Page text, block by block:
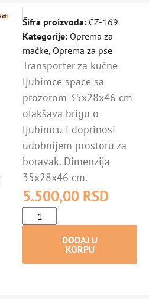
Šifra proizvoda: CZ-169
Kategorije: Oprema za
mačke, Oprema za pse
Transporter za kućne
ljubimce space sa
prozorom 35x28x46 cm
olakšava brigu o
ljubimcu i doprinosi
udobnijem prostoru za
boravak. Dimenzija
35x28x46 cm.
5.500,00 RSD
DODAJ U
KORPU